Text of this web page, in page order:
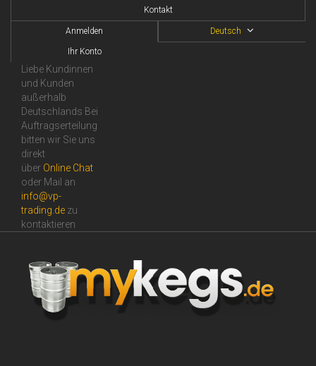
Kontakt
Deutsch
Anmelden
Ihr Konto
Liebe Kundinnen
und Kunden
außerhalb
Deutschlands Bei
Auftragserteilung
bitten wir Sie uns
direkt
über Online Сhat
oder Mail an
info@vp-
trading.de zu
kontaktieren